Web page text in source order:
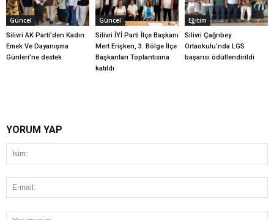
Güncel
Silivri AK Parti’den Kadın
Emek Ve Dayanışma
Günleri’ne destek
Güncel
Silivri İYİ Parti İlçe Başkanı
Mert Erişken, 3. Bölge İlçe
Başkanları Toplantısına
katıldı
Eğitim
Silivri Çağrıbey
Ortaokulu’nda LGS
başarısı ödüllendirildi
YORUM YAP